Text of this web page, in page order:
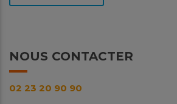
NOUS CONTACTER
02 23 20 90 90